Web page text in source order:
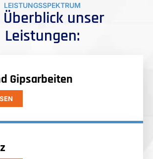
LEISTUNGSSPEKTRUM
Überblick unser
Leistungen:
Gipsarbeiten